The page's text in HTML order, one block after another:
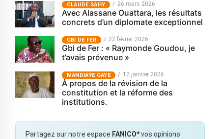
CLAUDE SAHY 26 mars 2026
Avec Alassane Ouattara, les résultats
concrets d’un diplomate exceptionnel
GBI DE FER 22 février 2026
Gbi de Fer : « Raymonde Goudou, je
t’avais prévenue »
MANDIAYE GAYE 12 janvier 2026
À propos de la révision de la
constitution et la réforme des
institutions.
Partagez sur notre espace FANICO*vos opinions